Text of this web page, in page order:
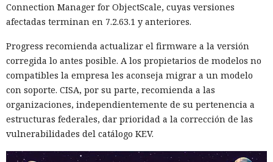
Connection Manager for ObjectScale, cuyas versiones
afectadas terminan en 7.2.63.1 y anteriores.
Progress recomienda actualizar el firmware a la versión
corregida lo antes posible. A los propietarios de modelos no
compatibles la empresa les aconseja migrar a un modelo
con soporte. CISA, por su parte, recomienda a las
organizaciones, independientemente de su pertenencia a
estructuras federales, dar prioridad a la corrección de las
vulnerabilidades del catálogo KEV.